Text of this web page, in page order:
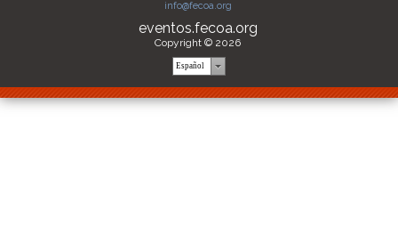
info@fecoa.org
eventos.fecoa.org
Copyright © 2026